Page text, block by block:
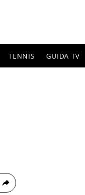
TENNIS GUIDA TV